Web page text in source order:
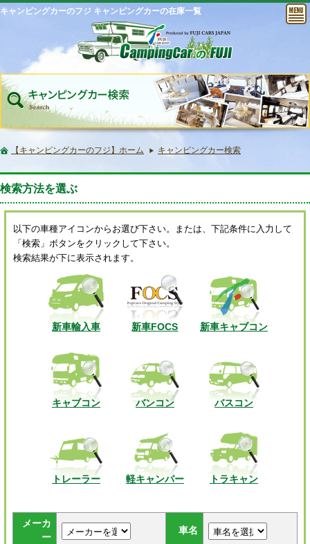
キャンピングカーのフジ キャンピングカーの在庫一覧
【キャンピングカーのフジ】ホーム キャンピングカー検索
検索方法を選ぶ
以下の車種アイコンからお選び下さい。または、下記条件に入力して
「検索」ボタンをクリックして下さい。
検索結果が下に表示されます。
新車輸入車 新車FOCS 新車キャブコン
キャブコン バンコン バスコン
トレーラー 軽キャンパー トラキャン
メーカ
ー
車名